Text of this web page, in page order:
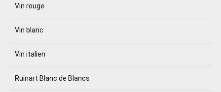
Vin rouge
Vin blanc
Vin italien
Ruinart Blanc de Blancs